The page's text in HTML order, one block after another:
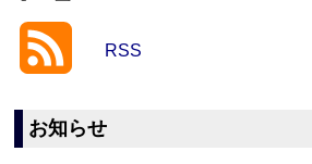
RSS
お知らせ